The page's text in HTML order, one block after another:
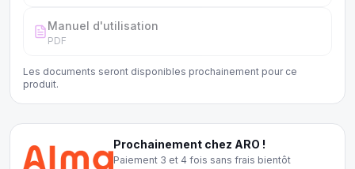
Manuel d'utilisation
PDF
Les documents seront disponibles prochainement pour ce
produit.
Prochainement chez ARO !
Paiement 3 et 4 fois sans frais bientôt